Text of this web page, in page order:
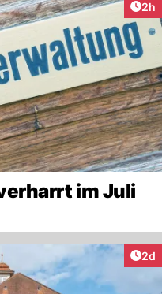
2h
im Juli
2d